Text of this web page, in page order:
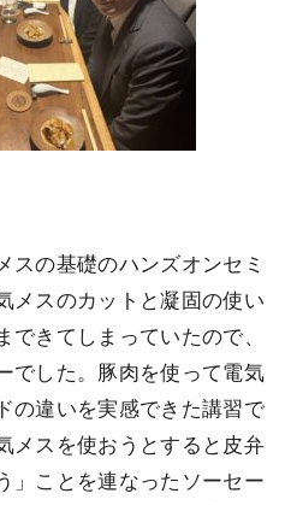
スの基礎のハンズオンセミ
メスのカットと凝固の使い
きてしまっていたので、
でした。豚肉を使って電気
の違いを実感できた講習で
メスを使おうとすると皮弁
」ことを連なったソーセー